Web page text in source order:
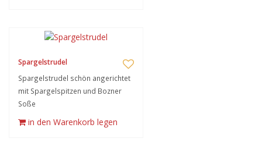
Spargelstrudel
Spargelstrudel schön angerichtet
mit Spargelspitzen und Bozner
Soße
in den Warenkorb legen